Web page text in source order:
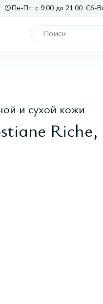
Пн-Пт: с 9:00 до 21:00. Сб-
и сухой кожи